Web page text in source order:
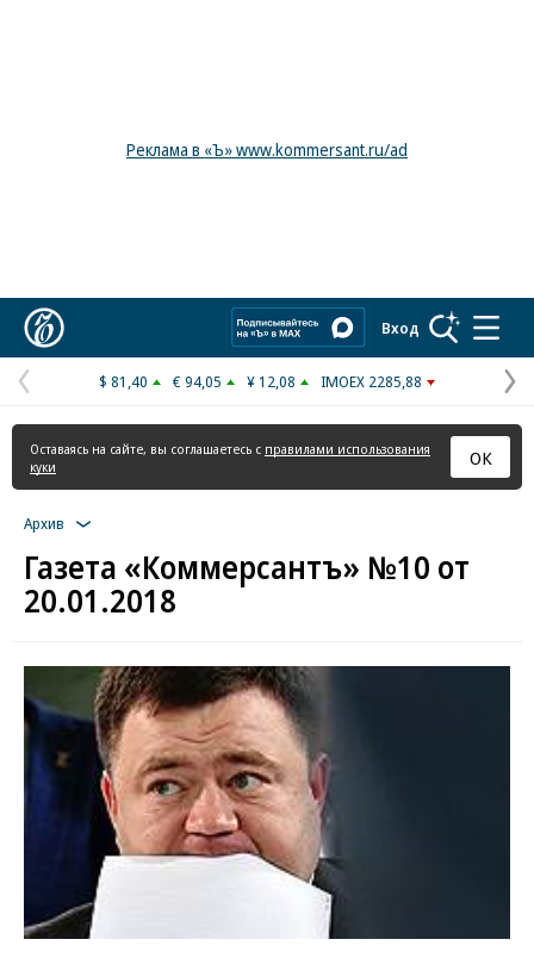
Реклама в «Ъ» www.kommersant.ru/ad
Вход
Предыдущая
страница
$ 81,40 € 94,05 ¥ 12,08 IMOEX 2285,88
Оставаясь на сайте, вы соглашаетесь с правилами использования
куки
ОК
Архив
Газета «Коммерсантъ» №10 от
20.01.2018